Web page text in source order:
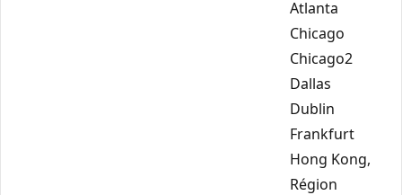
Atlanta
Chicago
Chicago2
Dallas
Dublin
Frankfurt
Hong Kong,
Région